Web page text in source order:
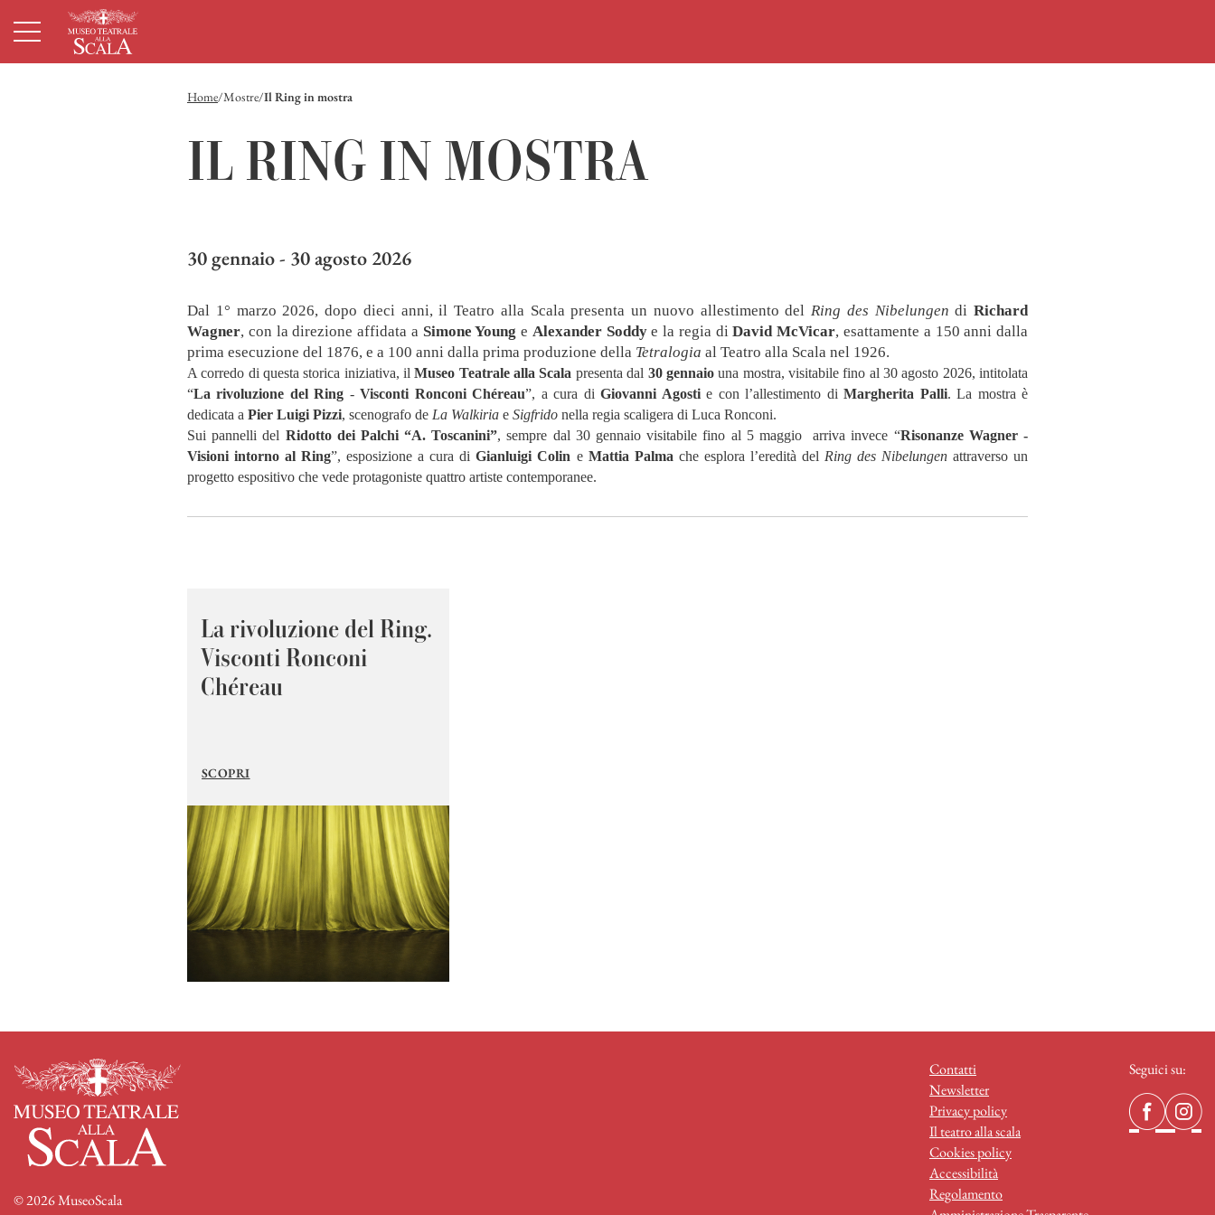
Menù principale
ORARI ACQUISTA
Home Mostre Il Ring in mostra
IL RING IN MOSTRA
30 gennaio - 30 agosto 2026
Dal 1° marzo 2026, dopo dieci anni, il Teatro alla Scala presenta un nuovo allestimento del Ring des Nibelungen di Richard
Wagner, con la direzione affidata a Simone Young e Alexander Soddye la regia diDavid McVicar, esattamente a 150 anni dalla
prima esecuzione del 1876, e a 100 anni dalla prima produzione della Tetralogia al Teatro alla Scala nel 1926.
A corredo di questa storica iniziativa, ilMuseo Teatrale alla Scala presenta dal 30 gennaiouna mostra, visitabile fino al 30 agosto 2026, intitolata
“La rivoluzione del Ring -Visconti Ronconi Chéreau”, a cura diGiovanni Agostie con l’allestimento diMargherita Palli. La mostra è
dedicata a Pier Luigi Pizzi, scenografo de La Walkiria e Sigfrido nella regia scaligera di Luca Ronconi.
Sui pannelli del Ridotto dei Palchi “A. Toscanini”, sempre dal 30 gennaio visitabile fino al 5 maggio arriva invece “Risonanze Wagner -
Visioni intorno al Ring”, esposizione a cura diGianluigi Colin e Mattia Palma che esplora l’eredità del Ring des Nibelungen attraverso un
progetto espositivo che vede protagoniste quattro artiste contemporanee.
La rivoluzione del Ring.
Visconti Ronconi
Chéreau
SCOPRI
Contatti
Newsletter
Privacy policy
Il teatro alla scala
Cookies policy
Accessibilità
Regolamento
Seguici su:
© 2026 MuseoScala